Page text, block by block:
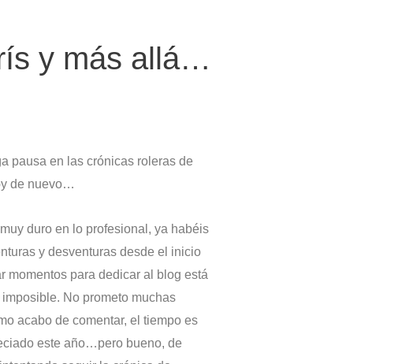
y más allá…
pausa en las crónicas roleras de
de nuevo…
duro en lo profesional, ya habéis
y desventuras desde el inicio
momentos para dedicar al blog está
No prometo muchas
acabo de comentar, el tiempo es
este año…pero bueno, de